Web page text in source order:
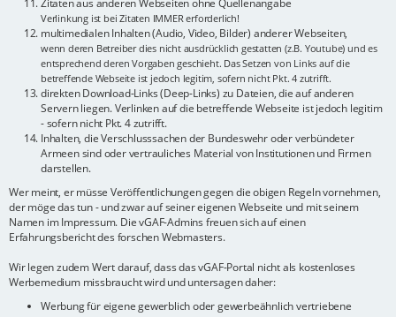
Verlinkung ist bei Zitaten IMMER erforderlich!
multimedialen Inhalten (Audio, Video, Bilder) anderer Webseiten,
wenn deren Betreiber dies nicht ausdrücklich gestatten (z.B. Youtube) und es
entsprechend deren Vorgaben geschieht. Das Setzen von Links auf die
betreffende Webseite ist jedoch legitim, sofern nicht Pkt. 4 zutrifft.
direkten Download-Links (Deep-Links) zu Dateien, die auf anderen
Servern liegen. Verlinken auf die betreffende Webseite ist jedoch legitim
- sofern nicht Pkt. 4 zutrifft.
Inhalten, die Verschlusssachen der Bundeswehr oder verbündeter
Armeen sind oder vertrauliches Material von Institutionen und Firmen
darstellen.
Wer meint, er müsse Veröffentlichungen gegen die obigen Regeln vornehmen,
der möge das tun - und zwar auf seiner eigenen Webseite und mit seinem
Namen im Impressum. Die vGAF-Admins freuen sich auf einen
Erfahrungsbericht des forschen Webmasters.
Wir legen zudem Wert darauf, dass das vGAF-Portal nicht als kostenloses
Werbemedium missbraucht wird und untersagen daher:
Werbung für eigene gewerblich oder gewerbeähnlich vertriebene